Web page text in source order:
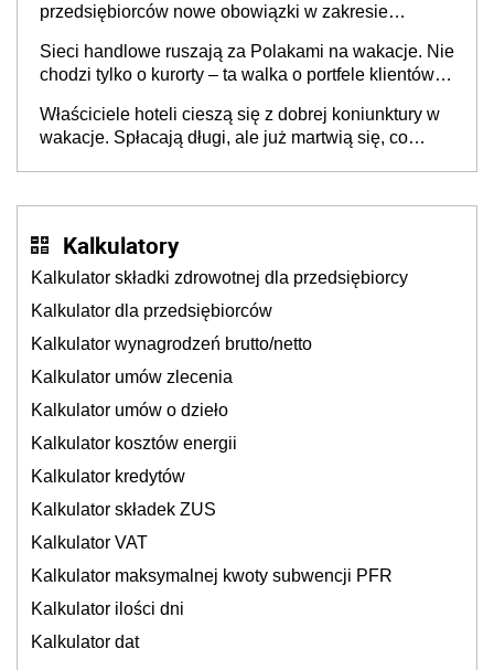
przedsiębiorców nowe obowiązki w zakresie
Sieci handlowe ruszają za Polakami na wakacje. Nie
chodzi tylko o kurorty – ta walka o portfele klientów
cichu
Właściciele hoteli cieszą się z dobrej koniunktury w
wakacje. Spłacają długi, ale już martwią się, co
Kalkulatory
Kalkulator składki zdrowotnej dla przedsiębiorcy
Kalkulator dla przedsiębiorców
Kalkulator wynagrodzeń brutto/netto
Kalkulator umów zlecenia
Kalkulator umów o dzieło
Kalkulator kosztów energii
Kalkulator kredytów
Kalkulator składek ZUS
Kalkulator VAT
Kalkulator maksymalnej kwoty subwencji PFR
Kalkulator ilości dni
Kalkulator dat